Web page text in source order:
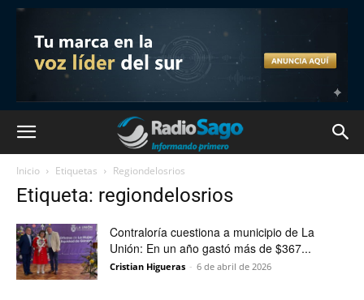
Inicio Etiquetas Regiondelosrios
Etiqueta: regiondelosrios
Contraloría cuestiona a municipio de La
Unión: En un año gastó más de $367...
Cristian Higueras - 6 de abril de 2026